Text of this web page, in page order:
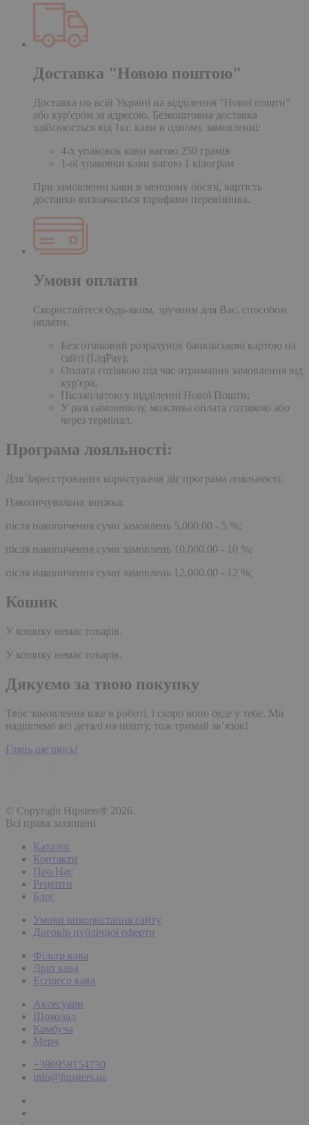
Доставка "Новою поштою"
Доставка по всій Україні на відділення "Нової пошти"
або кур'єром за адресою. Безкоштовна доставка
здійснюється від 1кг. кави в одному замовленні:
4-х упаковок кави вагою 250 грамів
1-ої упаковки кави вагою 1 кілограм
При замовленні кави в меншому обсязі, вартість
доставки визначається тарифами перевізника.
Умови оплати
Скористайтеся будь-яким, зручним для Вас, способом
оплати:
Безготівковий розрахунок банківською картою на
сайті (LiqPay);
Оплата готівкою під час отримання замовлення від
кур'єра;
Післяплатою у відділенні Нової Пошти;
У разі самовивозу, можлива оплата готівкою або
через термінал.
Програма лояльності:
Для Зареєстрованих користувачів діє програма лояльності:
Накопичувальна знижка:
після накопичення суми замовлень 5,000.00 - 5 %;
після накопичення суми замовлень 10,000.00 - 10 %;
після накопичення суми замовлень 12,000.00 - 12 %;
Кошик
У кошику немає товарів.
У кошику немає товарів.
Дякуємо за твою покупку
Твоє замовлення вже в роботі, і скоро воно буде у тебе. Ми
надішлемо всі деталі на пошту, тож тримай зв’язок!
Глянь ще щось!
© Copyright Hipsters® 2026.
Всі права захищені
Каталог
Контакти
Про Нас
Рецепти
Блог
Умови використання сайту
Договір публічної оферти
Фільтр кава
Дріп кава
Еспресо кава
Аксесуари
Шоколад
Комбуча
Мерч
+380958154730
info@hipsters.ua